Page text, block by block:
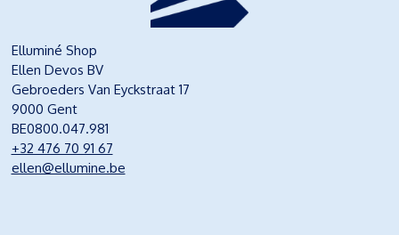
Elluminé Shop
Ellen Devos BV
Gebroeders Van Eyckstraat 17
9000 Gent
BE0800.047.981
+32 476 70 91 67
ellen@ellumine.be